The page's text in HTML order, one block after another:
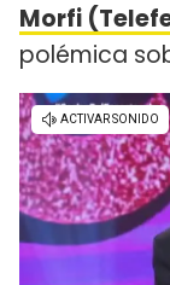
Morfi
polémica